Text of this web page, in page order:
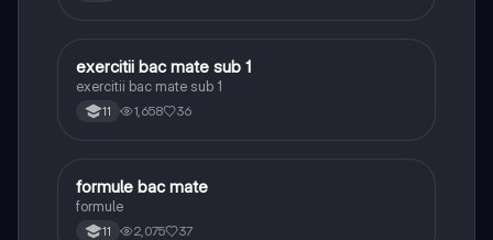
Matematică
exercitii bac mate sub 1
exercitii bac mate sub 1
11 1,658 36
Matematică
formule bac mate
formule
11 2,075 37